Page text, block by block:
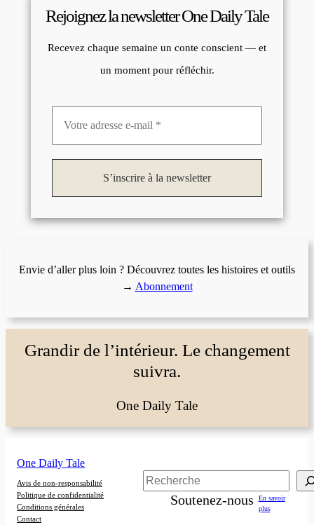
Rejoignez la newsletter One Daily Tale
Recevez chaque semaine un conte conscient — et
un moment pour réfléchir.
Envie d’aller plus loin ? Découvrez toutes les histoires et outils
→ Abonnement
Grandir de l’intérieur. Le changement
suivra.
One Daily Tale
One Daily Tale
Avis de non-responsabilité
Politique de confidentialité
Conditions générales
Contact
Rechercher
Soutenez-nous
En savoir
plus